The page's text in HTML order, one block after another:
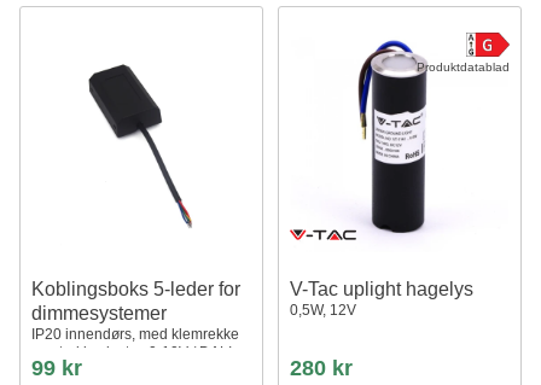
Koblingsboks 5-leder for
dimmesystemer
IP20 innendørs, med klemrekke
og strekkavlaster, 0-10V / DALI
99 kr
Produktdatablad
V-Tac uplight hagelys
0,5W, 12V
280 kr